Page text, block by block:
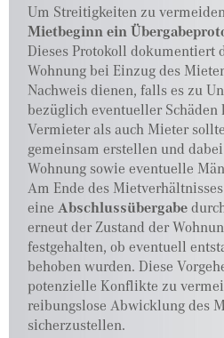
Um Streitigkeiten zu
Mietbeginn ein
Dieses Protokoll dokumentiert
Wohnung bei Einzug des
Nachweis dienen, falls es zu
bezüglich eventueller Schäden
Vermieter als auch Mieter
gemeinsam erstellen und
Wohnung sowie eventuelle
Am Ende des
eineAbschlussübergabe
erneut der Zustand der
festgehalten, ob eventuell
behoben wurden. Diese
potenzielle Konflikte zu
reibungslose Abwicklung des
sicherzustellen.